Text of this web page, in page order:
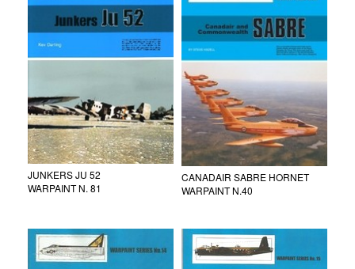
JUNKERS JU 52
WARPAINT N. 81
CANADAIR SABRE HORNET
WARPAINT N.40